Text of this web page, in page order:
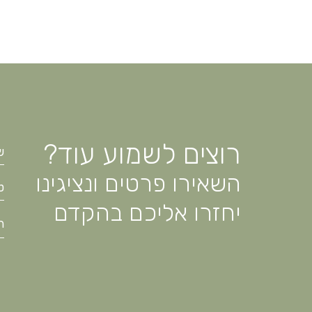
רוצים לשמוע עוד?
השאירו פרטים ונציגינו
יחזרו אליכם בהקדם